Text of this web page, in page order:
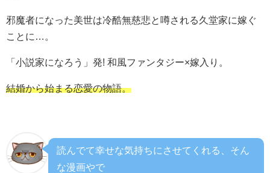
邪魔者になった美世は冷酷無慈悲と噂される久堂家に嫁ぐ
ことに…。
「小説家になろう」発! 和風ファンタジー×嫁入り。
結婚から始まる恋愛の物語。
読んでて幸せな気持ちにさせてくれる、そん
な漫画やで